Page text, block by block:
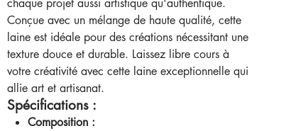
chaque projet aussi artistique qu'authentique.
Conçue avec un mélange de haute qualité, cette
laine est idéale pour des créations nécessitant une
texture douce et durable. Laissez libre cours à
votre créativité avec cette laine exceptionnelle qui
allie art et artisanat.
Spécifications :
Composition :